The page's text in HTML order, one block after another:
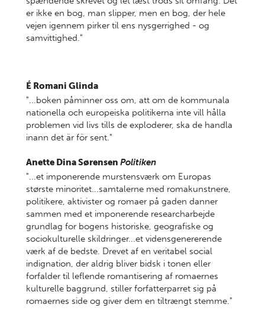
er ikke en bog, man slipper, men en bog, der hele
vejen igennem pirker til ens nysgerrighed - og
samvittighed."
É Romani Glinda
"...boken påminner oss om, att om de kommunala
nationella och europeiska politikerna inte vill hålla
problemen vid livs tills de exploderer, ska de handla
inann det är för sent."
Anette Dina Sørensen Politiken
"...et imponerende murstensværk om Europas
største minoritet...samtalerne med romakunstnere,
politikere, aktivister og romaer på gaden danner
sammen med et imponerende researcharbejde
grundlag for bogens historiske, geografiske og
sociokulturelle skildringer...et vidensgenererende
værk af de bedste. Drevet af en veritabel social
indignation, der aldrig bliver bidsk i tonen eller
forfalder til leflende romantisering af romaernes
kulturelle baggrund, stiller forfatterparret sig på
romaernes side og giver dem en tiltrængt stemme."